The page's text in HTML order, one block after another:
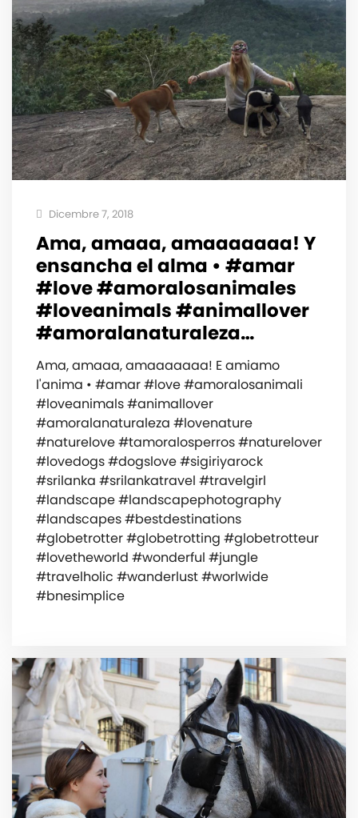
Dicembre 7, 2018
Ama, amaaa, amaaaaaaa! Y
ensancha el alma • #amar
#love #amoralosanimales
#loveanimals #animallover
#amoralanaturaleza…
Ama, amaaa, amaaaaaaa! E amiamo
l'anima • #amar #love #amoralosanimali
#loveanimals #animallover
#amoralanaturaleza #lovenature
#naturelove #tamoralosperros #naturelover
#lovedogs #dogslove #sigiriyarock
#srilanka #srilankatravel #travelgirl
#landscape #landscapephotography
#landscapes #bestdestinations
#globetrotter #globetrotting #globetrotteur
#lovetheworld #wonderful #jungle
#travelholic #wanderlust #worlwide
#bnesimplice